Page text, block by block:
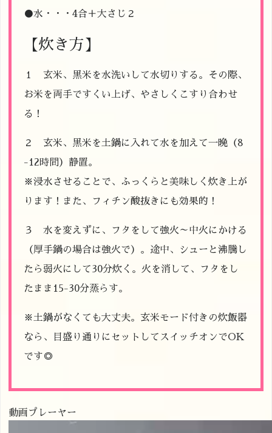
●水・・・4合＋大さじ２
【炊き方】
１ 玄米、黒米を水洗いして水切りする。その際、
お米を両手ですくい上げ、やさしくこすり合わせ
る！
２ 玄米、黒米を土鍋に入れて水を加えて一晩（8
-12時間）静置。
※浸水させることで、ふっくらと美味しく炊き上が
ります！また、フィチン酸抜きにも効果的！
３ 水を変えずに、フタをして強火～中火にかける
（厚手鍋の場合は強火で）。途中、シューと沸騰し
たら弱火にして30分炊く。火を消して、フタをし
たまま15-30分蒸らす。
※土鍋がなくても大丈夫。玄米モード付きの炊飯器
なら、目盛り通りにセットしてスイッチオンでOK
です◎
動画プレーヤー